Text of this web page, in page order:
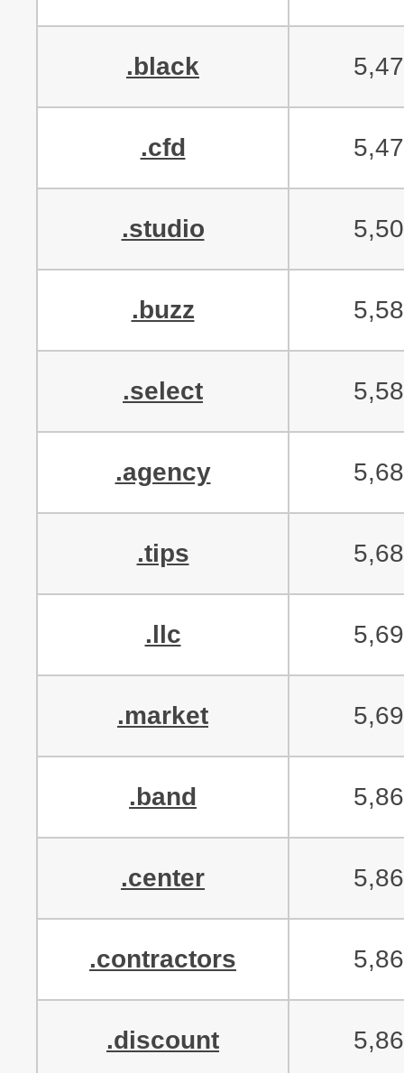
.black
.cfd
.studio
.buzz
.select
.agency
.tips
.llc
.market
.band
.center
.contractors
.discount